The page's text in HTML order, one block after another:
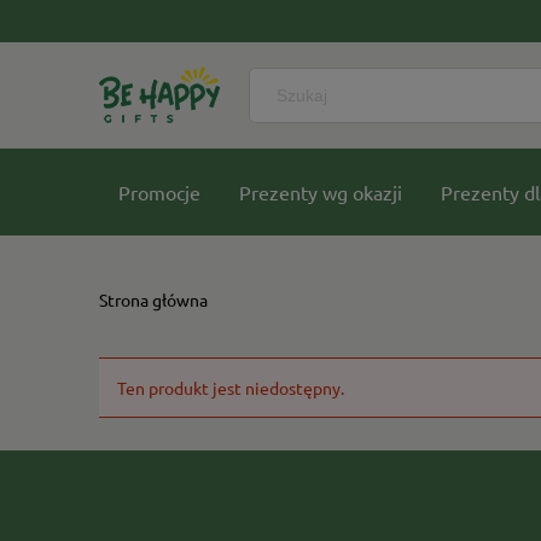
Promocje Prezenty wg okazji Prezenty
Strona główna
Ten produkt jest niedostępny.